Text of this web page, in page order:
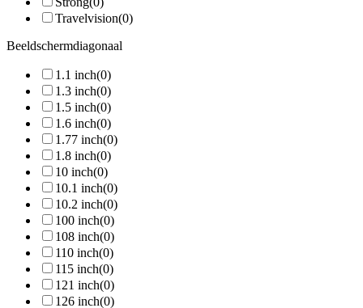
Travelvision(0)
Beeldschermdiagonaal
1.1 inch(0)
1.3 inch(0)
1.5 inch(0)
1.6 inch(0)
1.77 inch(0)
1.8 inch(0)
10 inch(0)
10.1 inch(0)
10.2 inch(0)
100 inch(0)
108 inch(0)
110 inch(0)
115 inch(0)
121 inch(0)
126 inch(0)